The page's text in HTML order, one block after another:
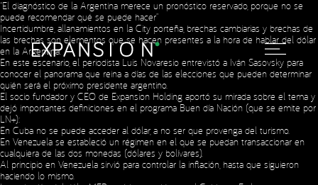
“El diagnóstico de la Argentina merece un pronóstico reservado, porque no se
puede recomendar qué se puede hacer”
Incertidumbre, allanamientos en la City porteña, brechas cambiarias y brechas de
las brechas son elementos que se hacen presentes a la hora de hablar del dólar
en la Argentina.
En este escenario, el periodista Luis Novaresio entrevistó a Iván Sasovsky para
conocer el panorama que reina a días de las elecciones que pueden determinar
quién será el próximo presidente argentino.
El socio fundador y CEO de Expansion Holding aportó su mirada sobre el tema y
dejó importantes definiciones en el programa Buen día Nación (que se emite por
LN+):
En Cuba no se puede acceder al dólar, a no ser que provenga del turismo.
En Venezuela se estableció un régimen en el que se puedan transaccionar en
cualquiera de las dos monedas (dólares y bolívares).
Al principio en Venezuela sirvió para controlar la inflación, hasta que siguieron
haciendo lo mismo.